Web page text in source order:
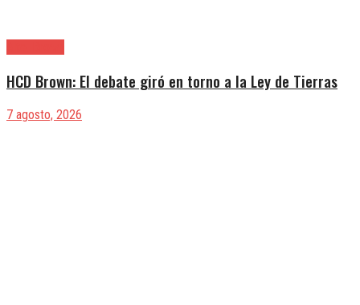
HCD Brown: El debate giró en torno a la Ley de Tierras
7 agosto, 2026